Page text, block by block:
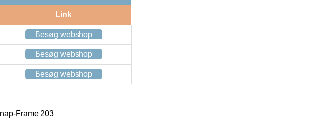
Link
Besøg webshop
Besøg webshop
Besøg webshop
Frame 203